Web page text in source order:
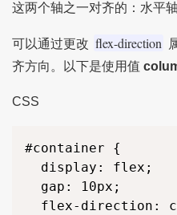
这两个轴之一对齐的：水平
可以通过更改 flex-direction
齐方向。以下是使用值
CSS
#container {
  display: flex;
  gap: 10px;
flex-direction: